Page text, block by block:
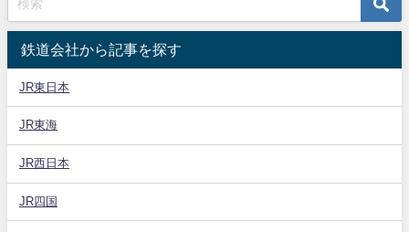
鉄道会社から記事を探す
JR東日本
JR東海
JR西日本
JR四国